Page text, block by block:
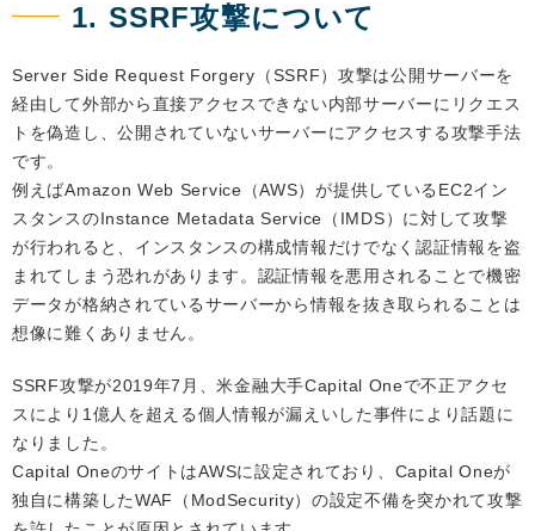
1. SSRF攻撃について
Server Side Request Forgery（SSRF）攻撃は公開サーバーを
経由して外部から直接アクセスできない内部サーバーにリクエス
トを偽造し、公開されていないサーバーにアクセスする攻撃手法
です。
例えばAmazon Web Service（AWS）が提供しているEC2イン
スタンスのInstance Metadata Service（IMDS）に対して攻撃
が行われると、インスタンスの構成情報だけでなく認証情報を盗
まれてしまう恐れがあります。認証情報を悪用されることで機密
データが格納されているサーバーから情報を抜き取られることは
想像に難くありません。
SSRF攻撃が2019年7月、米金融大手Capital Oneで不正アクセ
スにより1億人を超える個人情報が漏えいした事件により話題に
なりました。
Capital OneのサイトはAWSに設定されており、Capital Oneが
独自に構築したWAF（ModSecurity）の設定不備を突かれて攻撃